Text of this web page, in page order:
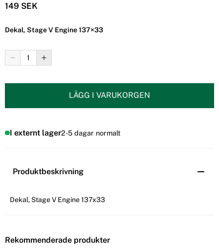
149 SEK
Dekal, Stage V Engine 137×33
LÄGG I VARUKORGEN
I externt lager2-5 dagar normalt
Produktbeskrivning
Dekal, Stage V Engine 137x33
Rekommenderade produkter